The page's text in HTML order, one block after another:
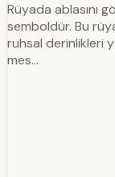
Rüyada ablasını
semboldür. Bu
ruhsal derinlikleri
mes…